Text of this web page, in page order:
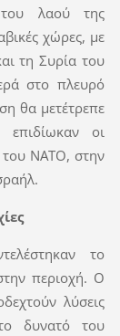
λαού της
χώρες, με
τη Συρία του
στο πλευρό
θα μετέτρεπε
οι
του ΝΑΤΟ, στην
το
περιοχή. Ο
λύσεις
δυνατό του